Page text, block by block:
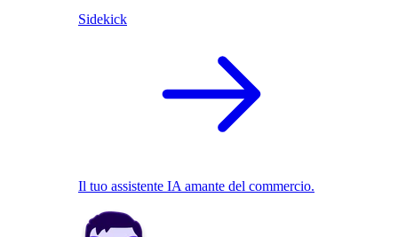
Sidekick
Il tuo assistente IA amante del commercio.